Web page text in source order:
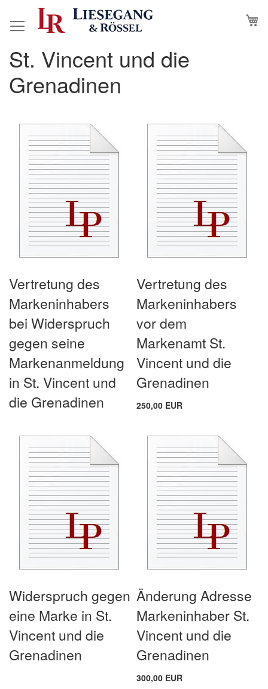
zum
St. Vincent und die
Grenadinen
Vertretung des
Markeninhabers
bei Widerspruch
gegen seine
Markenanmeldung
in St. Vincent und
die Grenadinen
Vertretung des
Markeninhabers
vor dem
Markenamt St.
Vincent und die
Grenadinen
250,00 EUR
Widerspruch gegen
eine Marke in St.
Vincent und die
Grenadinen
Änderung Adresse
Markeninhaber St.
Vincent und die
Grenadinen
300,00 EUR